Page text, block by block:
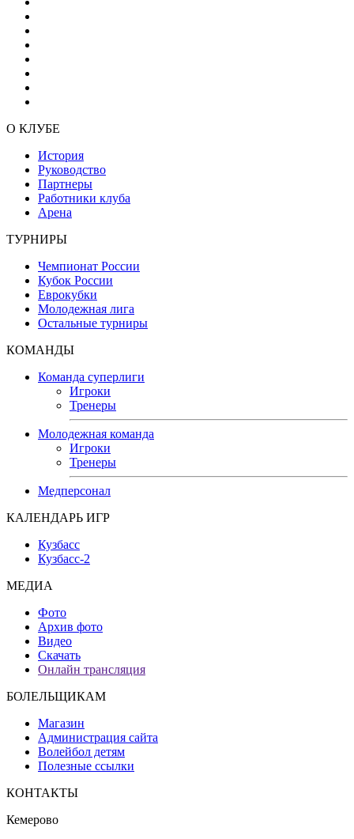
О КЛУБЕ
История
Руководство
Партнеры
Работники клуба
Арена
ТУРНИРЫ
Чемпионат России
Кубок России
Еврокубки
Молодежная лига
Остальные турниры
КОМАНДЫ
Команда суперлиги
Игроки
Тренеры
Молодежная команда
Игроки
Тренеры
Медперсонал
КАЛЕНДАРЬ ИГР
Кузбасс
Кузбасс-2
МЕДИА
Фото
Архив фото
Видео
Скачать
Онлайн трансляция
БОЛЕЛЬЩИКАМ
Магазин
Администрация сайта
Волейбол детям
Полезные ссылки
КОНТАКТЫ
Кемерово